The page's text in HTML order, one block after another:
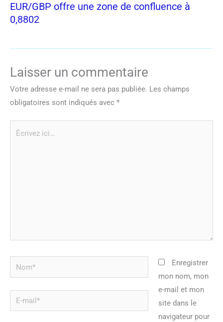
EUR/GBP offre une zone de confluence à
0,8802
Laisser un commentaire
Votre adresse e-mail ne sera pas publiée. Les champs
obligatoires sont indiqués avec *
Nom*
mail*
Enregistrer
mon nom, mon
e-mail et mon
site dans le
navigateur pour